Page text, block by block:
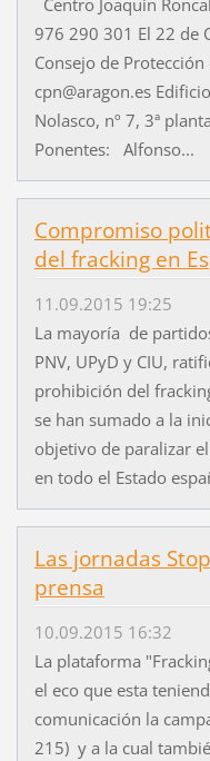
Centro Joaquín
976 290 301 El 22 de
Consejo de
cpn@aragon.es
Nolasco, nº 7, 3ª
Ponentes: Alfonso...
Compromiso
del fracking en
11.09.2015 19:25
La mayoría de
PNV, UPyD y CIU,
prohibición del
se han sumado a la
objetivo de paralizar
en todo el Estado
Las jornadas
prensa
10.09.2015 16:32
La plataforma
el eco que esta
comunicación la
215) y a la cual